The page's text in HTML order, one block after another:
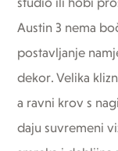
studio ili hobi
Austin 3 nema
postavljanje
dekor. Velika
a ravni krov s
daju suvremeni